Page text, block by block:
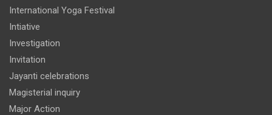
International Yoga Festival
Intiative
Investigation
Invitation
Jayanti celebrations
Magisterial inquiry
Major Action